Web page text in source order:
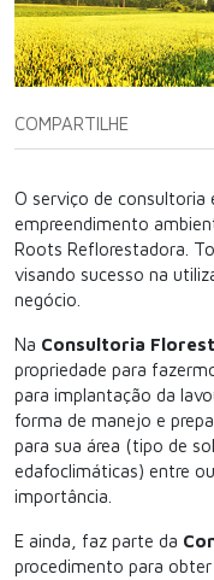
COMPARTILHE
O serviço de consultoria
empreendimento
Roots Reflorestadora.
visando sucesso na
negócio.
Na Consultoria
propriedade para
para implantação da
forma de manejo e
para sua área (tipo de
edafoclimáticas) entre
importância.
E ainda, faz parte da
procedimento para